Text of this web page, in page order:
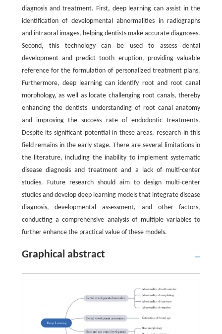
diagnosis and treatment. First, deep learning can assist in the
identification of developmental abnormalities in radiographs
and intraoral images, helping dentists make accurate diagnoses.
Second, this technology can be used to assess dental
development and predict tooth eruption, providing valuable
reference for the formulation of personalized treatment plans.
Furthermore, deep learning can identify root and root canal
morphology, as well as locate challenging root canals, thereby
enhancing the dentists' understanding of root canal anatomy
and improving the success rate of endodontic treatments.
Despite its significant potential in these areas, research in this
field remains in the early stage. There are several limitations in
the literature, including the inability to implement systematic
disease diagnosis and treatment and a lack of multi-center
studies. Future research should aim to design multi-center
studies and develop deep learning models that integrate disease
diagnosis, developmental assessment, and other factors,
conducting a comprehensive analysis of multiple variables to
further enhance the practical value of these models.
Graphical abstract